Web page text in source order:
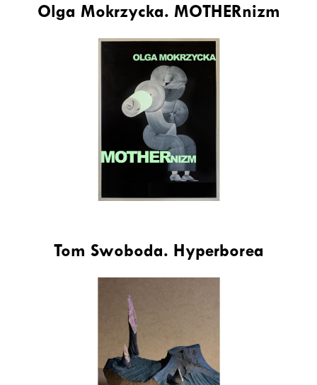
Olga Mokrzycka. MOTHERnizm
Tom Swoboda. Hyperborea